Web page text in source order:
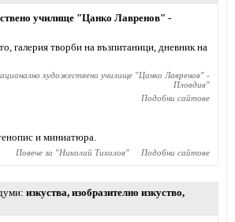
училище "Цанко Лавренов" -
галерия творби на възпитаници, дневник на
художествено училище "Цанко Лавренов" -
Пловдив"
Подобни сайтове
и миниатюра.
Повече за "Николай Тихолов" Подобни сайтове
изкуства, изобразително изкуство,